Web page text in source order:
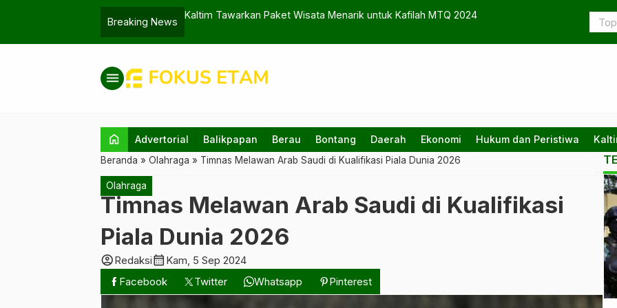
Breaking News
Kaltim Tawarkan Paket Wisata Menarik untuk Kafilah MTQ 2024 Berau
menu
home Advertorial Balikpapan Berau Bontang Daerah Ekonomi Hukum dan Peristiwa
Beranda » Olahraga » Timnas Melawan Arab Saudi di Kualifikasi Piala Dunia 2026
Olahraga
Timnas Melawan Arab Saudi di Kualifikasi
Piala Dunia 2026
account_circleRedaksicalendar_month Kam, 5 Sep 2024
Facebook
Twitter Whatsapp Pinterest